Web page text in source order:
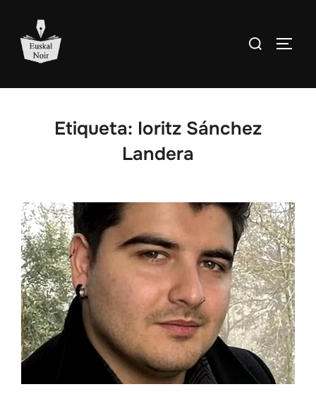
contenido
Buscar:
Etiqueta: Ioritz Sánchez
Landera